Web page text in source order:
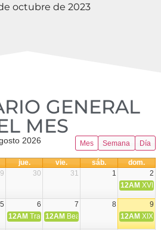
octubre de 2023
GENERAL
MES​
Mes Semana Día
2026
jue. vie. sáb.
dom.
30 31 1
2
12AM XVIII
5 6 7 8
9
a Japón.
12AM Transfiguración del Señor
12AM Beatos Cruz Laplana,
12AM XIX